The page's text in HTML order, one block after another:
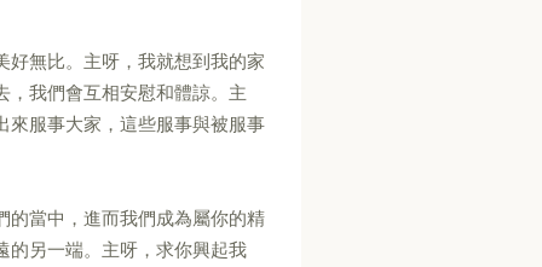
好無比。主呀，我就想到我的家
，我們會互相安慰和體諒。主
來服事大家，這些服事與被服事
的當中，進而我們成為屬你的精
的另一端。主呀，求你興起我